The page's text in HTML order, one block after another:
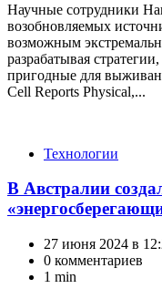
Научные сотрудники
возобновляемых
возможным
разрабатывая
пригодные для
Cell Reports Physical,...
КатегорииТехнологии
В Австралии
27 июня 2024 в
0 комментариев
1 min